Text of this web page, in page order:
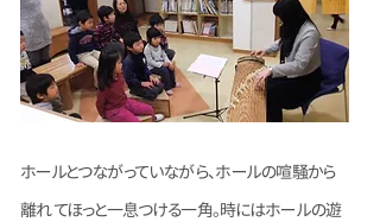
ホールとつながっていながら、ホールの喧騒から
離れてほっと一息つける一角。時にはホールの遊